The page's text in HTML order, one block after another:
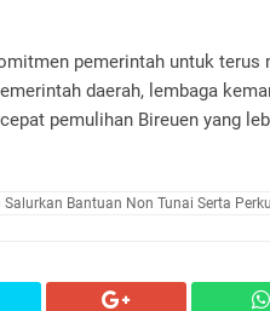
pemerintah untuk terus
daerah, lembaga
pemulihan Bireuen yang
Bantuan Non Tunai Serta